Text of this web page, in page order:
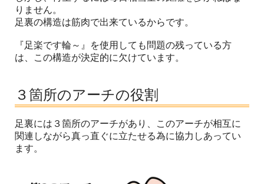
りません。
足裏の構造は筋肉で出来ているからです。
『足楽です輪～』を使用しても問題の残っている方
は、この構造が決定的に欠けています。
３箇所のアーチの役割
足裏には３箇所のアーチがあり、このアーチが相互に
関連しながら真っ直ぐに立たせる為に協力しあってい
ます。